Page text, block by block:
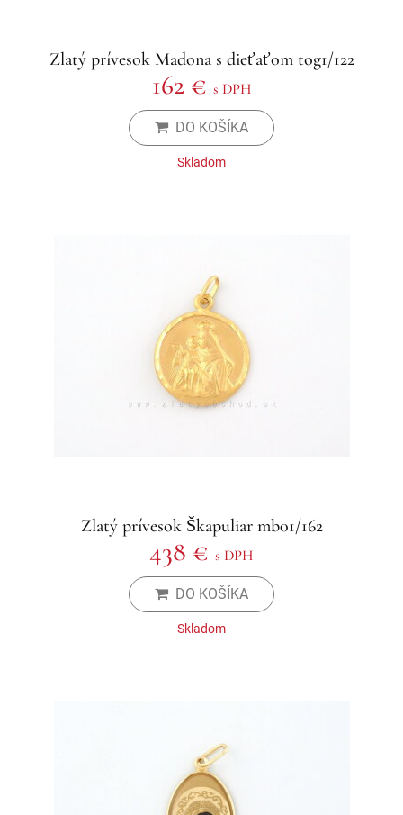
Zlatý prívesok Madona s dieťaťom tog1/122
162 € s DPH
DO KOŠÍKA
Skladom
Zlatý prívesok Škapuliar mb01/162
438 € s DPH
DO KOŠÍKA
Skladom